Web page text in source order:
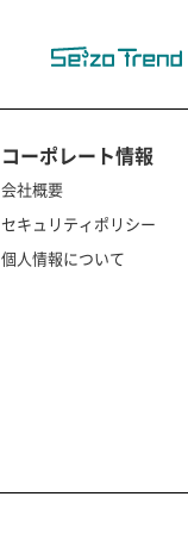
コーポレート情報
会社概要
セキュリティポリシー
個人情報について